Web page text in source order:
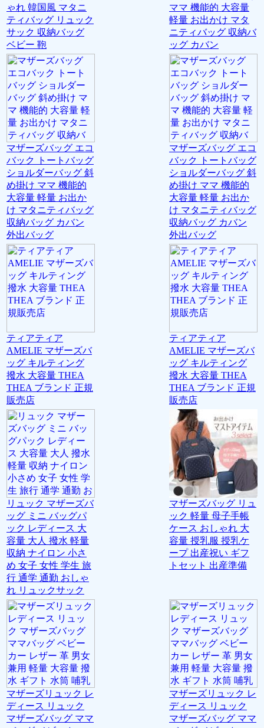
ゃれ 韓国風 マタニ
ティバッグ リュック
サック 収納バッグ
ベビー 鞄
ママ 機能的 大容量
軽量 お出かけ マタ
ニティバッグ 収納バ
ッグ カバン
マザーズバッグ エコ
バック トートバッグ
ショルダーバッグ 斜
め掛け ママ 機能的
大容量 軽量 お出か
け マタニティバッグ
収納バッグ カバン
外出バッグ
マザーズバッグ エコ
バック トートバッグ
ショルダーバッグ 斜
め掛け ママ 機能的
大容量 軽量 お出か
け マタニティバッグ
収納バッグ カバン
外出バッグ
ティアティア
AMELIE マザーズバ
ッグ キルティング
撥水 大容量 THEA
THEA ブランド 正規
販売店
ティアティア
AMELIE マザーズバ
ッグ キルティング
撥水 大容量 THEA
THEA ブランド 正規
販売店
リュック マザーズバ
ッグ ミニ バッグパ
ック レディース 大
容量 大人 撥水 軽量
収納 ナイロン 小さ
め 女子 女性 学生 旅
行 通学 通勤 おしゃ
れ リュックサック
マザーズバッグ リュ
ック 軽量 母子手帳
ケース おしゃれ 大
容量 授乳服 授乳ケ
ープ 出産祝い ギフ
トセット 出産準備
マザーズリュック レ
ディース リュック
マザーズバッグ ママ
マザーズリュック レ
ディース リュック
マザーズバッグ ママ